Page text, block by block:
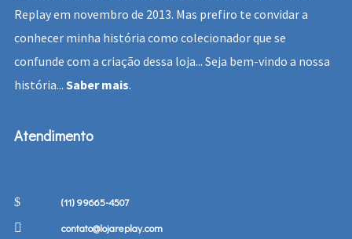
Replay em novembro de 2013. Mas prefiro te convidar a
conhecer minha história como colecionador que se
confunde com a criação dessa loja... Seja bem-vindo a nossa
história... Saber mais.
Atendimento
(11) 99665-4507
contato@lojareplay.com